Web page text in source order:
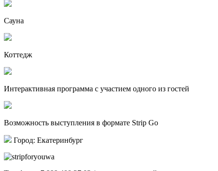
Сауна
Коттедж
Интерактивная программа с участием одного из гостей
Возможность выступления в формате Strip Go
Город: Екатеринбург